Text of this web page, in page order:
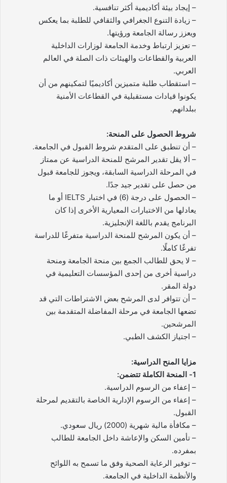
– إيجاد بيئة أكاديمية أكثر تنافسية.
– زيادة التنوع الجغرافي والثقافي للطلبة بما يعكس
ويعزز رسالة الجامعة ورؤيتها.
– تعزيز ارتباط وخدمة الجامعة لوزارات الداخلية
العربية والقطاعات والهيئات ذات الصلة في العالم
العربي.
– استقطاب طلبة متميزين أكاديميًا لتمكينهم من أن
يكونوا قيادات مستقبلية في القطاعات الأمنية
ببلدانهم.
شروط الحصول على المنحة:
– أن تنطبق على المتقدم شروط القبول في الجامعة.
– ألا يقل تقدير المرشح للمنحة الدراسية عن ممتاز
في المرحلة الدراسية السابقة، ويجوز للجامعة قبول
من حصل على تقدير جيد جدًا.
– الحصول على درجة (6) في اختبار IELTS أو ما
يعادلها من الاختبارات المعيارية الأخرى إذا كان
البرنامج يقدم باللغة الإنجليزية.
– أن يكون المرشح للمنحة الدراسية متفرغًا للدراسة
تفرغًا كاملًا.
– لا يحق للطالب الجمع بين منحة الجامعة ومنحة
دراسية أخرى من إحدى المؤسسات التعليمية في
دولة المقر.
– أن تتوافر لدى المرشح بعض الاشتراطات التي قد
تضعها الجامعة في مرحلة المفاضلة المتقدمة بين
المرشحين.
– اجتياز الكشف الطبي.
مزايا المنح الدراسية:
1- المنحة الكاملة تتضمن:
– إعفاء من الرسوم الدراسية.
– إعفاء من الرسوم الإدارية الخاصة بالتقديم لمرحلة
القبول.
– مكافأة مالية شهرية (2000) ريال سعودي.
– تأمين السكن والإعاشة داخل الجامعة للطالب
بمفرده.
– توفير الرعاية الصحية وفق ما تسمح به اللوائح
والأنظمة الداخلية في الجامعة.